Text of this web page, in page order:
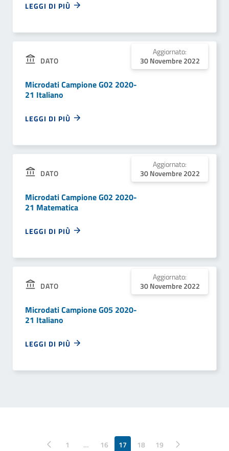
LEGGI DI PIÙ
DATO
Aggiornato:
30 Novembre 2022
Microdati Campione G02 2020-
21 Italiano
LEGGI DI PIÙ
DATO
Aggiornato:
30 Novembre 2022
Microdati Campione G02 2020-
21 Matematica
LEGGI DI PIÙ
DATO
Aggiornato:
30 Novembre 2022
Microdati Campione G05 2020-
21 Italiano
LEGGI DI PIÙ
Pagina precedente1 … 16 17 18 19
Pagina successiva